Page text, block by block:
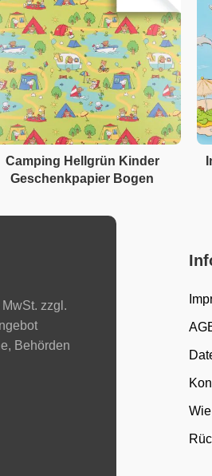
Camping Hellgrün Kinder
Geschenkpapier Bogen
zzgl.
Behörden